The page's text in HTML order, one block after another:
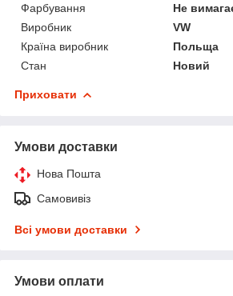
Фарбування
Не
Виробник
VW
Країна виробник
Польща
Стан
Новий
Приховати
Умови доставки
Нова Пошта
Самовивіз
Всі умови доставки
Умови оплати